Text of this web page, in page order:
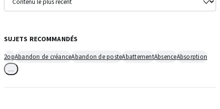
SUJETS RECOMMANDÉS
2opAbandon de créanceAbandon de posteAbattementAbsenceAbsorption